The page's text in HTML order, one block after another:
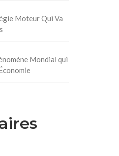
Moteur Qui Va
Mondial qui